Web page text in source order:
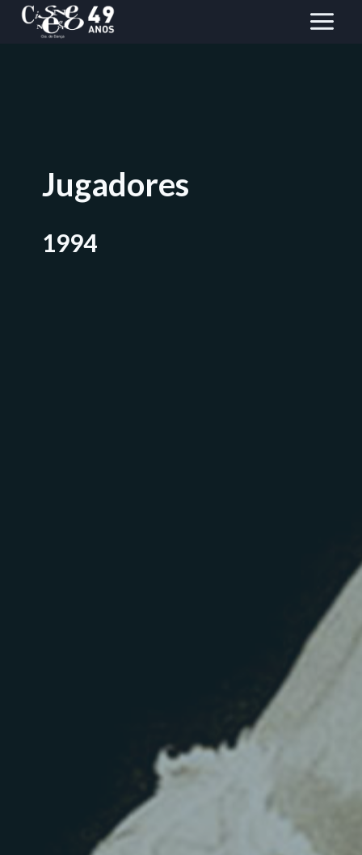
Saltar
Jugadores
1994